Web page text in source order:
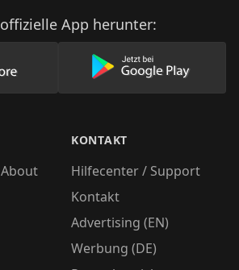
App herunter:
unsere App im AppStore herunter
Lade unsere
KONTAKT
Hilfecenter / Support
Kontakt
Advertising (EN)
Werbung (DE)